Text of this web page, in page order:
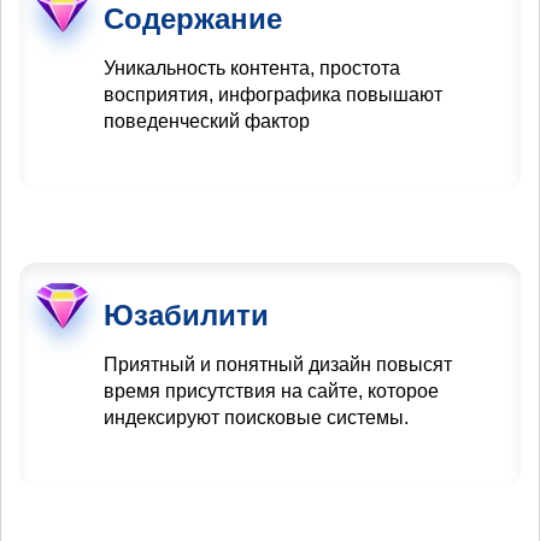
Содержание
Уникальность контента, простота
восприятия, инфографика повышают
поведенческий фактор
Юзабилити
Приятный и понятный дизайн повысят
время присутствия на сайте, которое
индексируют поисковые системы.